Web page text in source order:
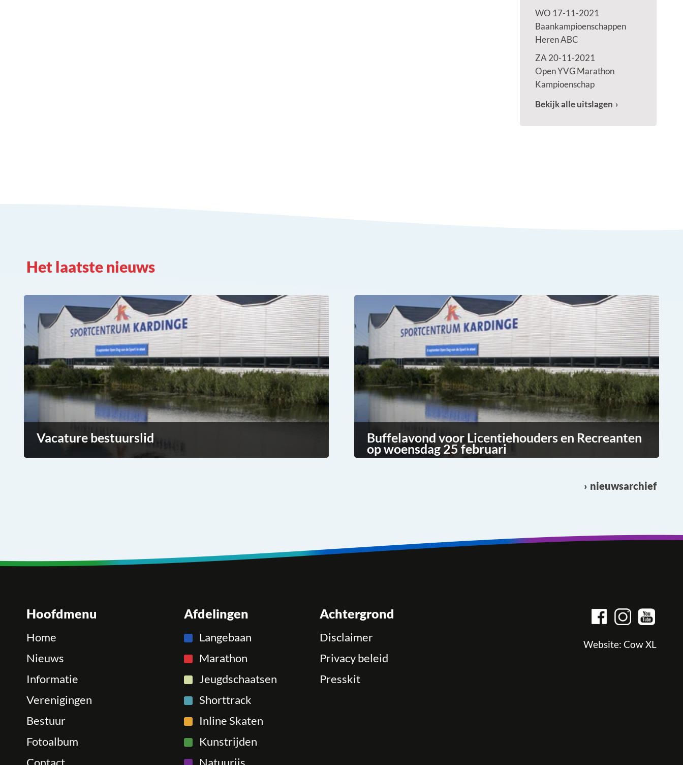
WO 17-11-2021
Baankampioenschappen
Heren ABC
ZA 20-11-2021
Open YVG Marathon
Kampioenschap
Bekijk alle uitslagen
Het laatste nieuws
Vacature bestuurslid Buffelavond voor Licentiehouders en Recreanten
op woensdag 25 februari
nieuwsarchief
Hoofdmenu
Home
Nieuws
Informatie
Verenigingen
Bestuur
Fotoalbum
Contact
Afdelingen
Langebaan
Marathon
Jeugdschaatsen
Shorttrack
Inline Skaten
Kunstrijden
Natuurijs
Achtergrond
Disclaimer
Privacy beleid
Presskit
Website: Cow XL